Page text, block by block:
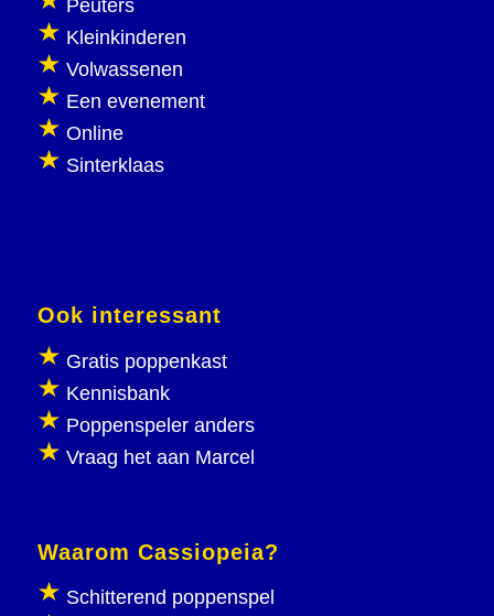
Peuters
Kleinkinderen
Volwassenen
Een evenement
Online
Sinterklaas
Ook interessant
Gratis poppenkast
Kennisbank
Poppenspeler anders
Vraag het aan Marcel
Waarom Cassiopeia?
Schitterend poppenspel